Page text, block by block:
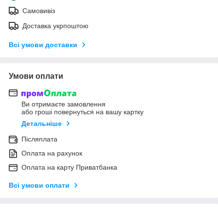
Самовивіз
Доставка укрпоштою
Всі умови доставки
Умови оплати
Ви отримаєте замовлення
або гроші повернуться на вашу картку
Детальніше
Післяплата
Оплата на рахунок
Оплата на карту Приватбанка
Всі умови оплати